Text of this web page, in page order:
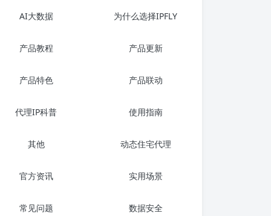
AI大数据 为什么选择IPFLY
产品教程 产品更新
产品特色 产品联动
代理IP科普 使用指南
其他 动态住宅代理
官方资讯 实用场景
常见问题 数据安全